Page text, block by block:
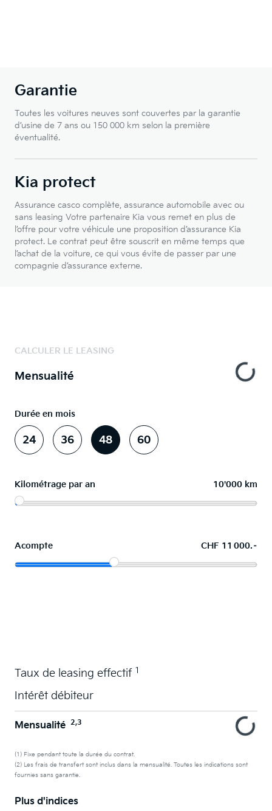
Garantie
Toutes les voitures neuves sont couvertes par la garantie
d’usine de 7 ans ou 150 000 km selon la première
éventualité.
Kia protect
Assurance casco complète, assurance automobile avec ou
sans leasing Votre partenaire Kia vous remet en plus de
l’offre pour votre véhicule une proposition d’assurance Kia
protect. Le contrat peut être souscrit en même temps que
l’achat de la voiture, ce qui vous évite de passer par une
compagnie d’assurance externe.
CALCULER LE LEASING
Mensualité
Durée en mois
24 36 48 60
Kilométrage par an 10'000 km
Acompte CHF 11 000.–
Taux de leasing effectif 1
Intérêt débiteur
Mensualité 2,3
(1) Fixe pendant toute la durée du contrat.
(2) Les frais de transfert sont inclus dans la mensualité. Toutes les indications sont
fournies sans garantie.
Plus d'indices